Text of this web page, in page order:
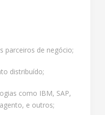
parceiros de negócio;
distribuído;
como IBM, SAP,
e outros;